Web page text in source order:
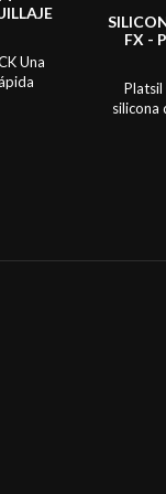
Una
una
y de
FX -
Platsil
silicona
prótesis